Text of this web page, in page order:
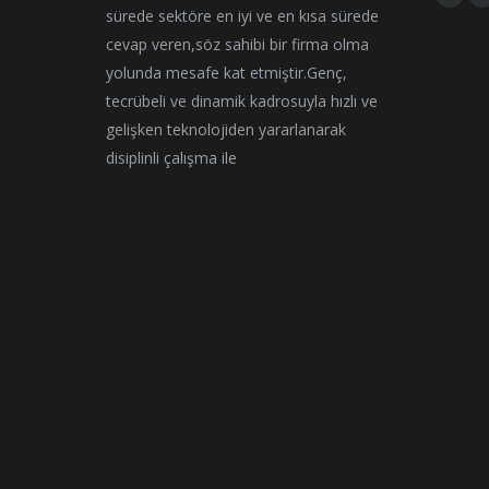
sürede sektöre en iyi ve en kısa sürede
cevap veren,söz sahibi bir firma olma
yolunda mesafe kat etmiştir.Genç,
tecrübeli ve dinamik kadrosuyla hızlı ve
gelişken teknolojiden yararlanarak
disiplinli çalışma ile